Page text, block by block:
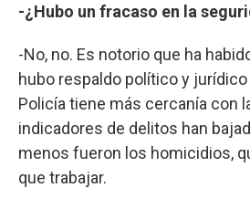
-¿Hubo un fracaso en la
-No, no. Es notorio que ha
hubo respaldo político y jurídico
Policía tiene más cercanía con
indicadores de delitos han
menos fueron los homicidios,
que trabajar.